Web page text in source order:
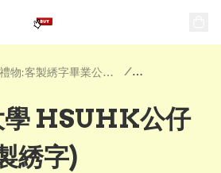
🎓畢業禮物:客製綉字畢業公仔| 公仔畢業袍 | 畢業花 /
學 HSUHK公仔
綉字)